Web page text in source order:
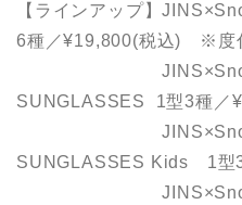
【ラインアップ】
6種／¥19,800(税込) ※度
JINS×Snow
SUNGLASSES 1型3種／
JINS×Snow
SUNGLASSES Kids 1型
JINS×Snow